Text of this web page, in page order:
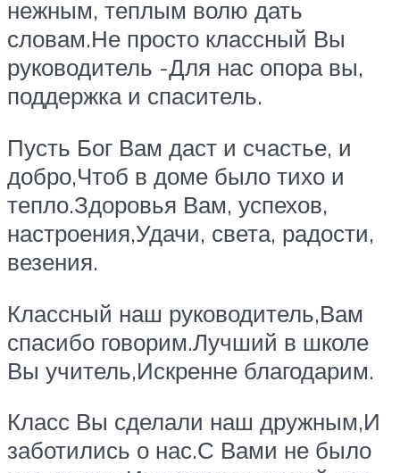
нежным, теплым волю дать
словам.Не просто классный Вы
руководитель -Для нас опора вы,
поддержка и спаситель.
Пусть Бог Вам даст и счастье, и
добро,Чтоб в доме было тихо и
тепло.Здоровья Вам, успехов,
настроения,Удачи, света, радости,
везения.
Классный наш руководитель,Вам
спасибо говорим.Лучший в школе
Вы учитель,Искренне благодарим.
Класс Вы сделали наш дружным,И
заботились о нас.С Вами не было